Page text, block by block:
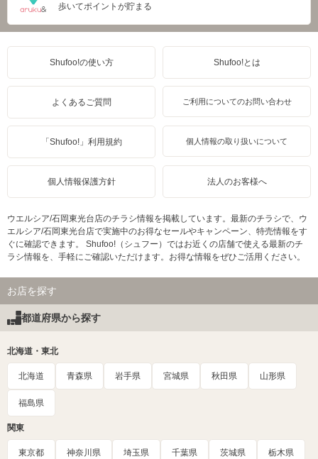
歩いてポイントが貯まる
Shufoo!の使い方 Shufoo!とは
よくあるご質問 ご利用についてのお問い合わせ
「Shufoo!」利用規約 個人情報の取り扱いについて
個人情報保護方針 法人のお客様へ
ウエルシア/石岡東光台店のチラシ情報を掲載しています。最新のチラシで、ウ
エルシア/石岡東光台店で実施中のお得なセールやキャンペーン、特売情報をす
ぐに確認できます。 Shufoo!（シュフー）ではお近くの店舗で使える最新のチ
ラシ情報を、手軽にご確認いただけます。お得な情報をぜひご活用ください。
お店を探す
都道府県から探す
北海道・東北
北海道 青森県 岩手県 宮城県 秋田県 山形県
福島県
関東
東京都 神奈川県 埼玉県 千葉県 茨城県 栃木県